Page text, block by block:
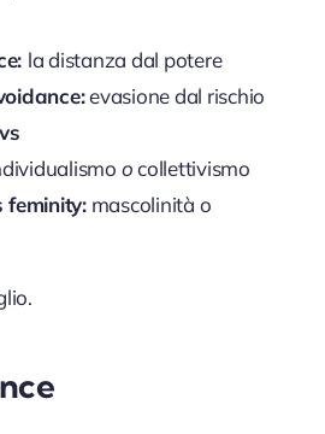
la distanza dal potere
evasione dal rischio
ocollettivismo
feminity:mascolinità o